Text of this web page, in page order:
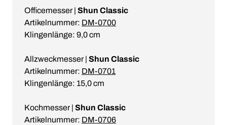
Officemesser | Shun Classic
Artikelnummer: DM-0700
Klingenlänge: 9,0 cm
Allzweckmesser | Shun Classic
Artikelnummer: DM-0701
Klingenlänge: 15,0 cm
Kochmesser | Shun Classic
Artikelnummer: DM-0706